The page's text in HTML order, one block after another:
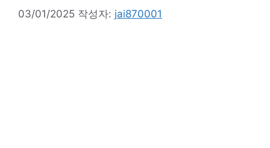
03/01/2025 작성자: jai870001